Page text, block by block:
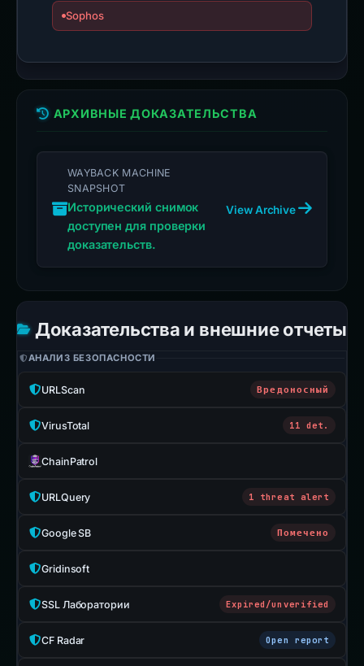
Sophos
АРХИВНЫЕ ДОКАЗАТЕЛЬСТВА
WAYBACK MACHINE
SNAPSHOT
Исторический снимок
доступен для проверки
доказательств.
View Archive
Доказательства и внешние отчеты
АНАЛИЗ БЕЗОПАСНОСТИ
URLScan Вредоносный
VirusTotal 11 det.
ChainPatrol
URLQuery 1 threat alert
Google SB Помечено
Gridinsoft
SSL Лаборатории Expired/unverified
CF Radar Open report